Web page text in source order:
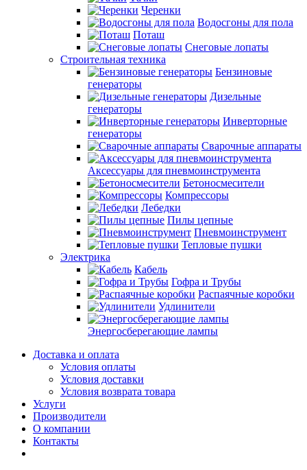
Черенки
Водосгоны для пола
Поташ
Снеговые лопаты
Строительная техника
Бензиновые
генераторы
Дизельные
генераторы
Инверторные
генераторы
Сварочные аппараты
Аксессуары для пневмоинструмента
Бетоносмесители
Компрессоры
Лебедки
Пилы цепные
Пневмоинструмент
Тепловые пушки
Электрика
Кабель
Гофра и Трубы
Распаячные коробки
Удлинители
Энергосберегающие лампы
Доставка и оплата
Условия оплаты
Условия доставки
Условия возврата товара
Услуги
Производители
О компании
Контакты